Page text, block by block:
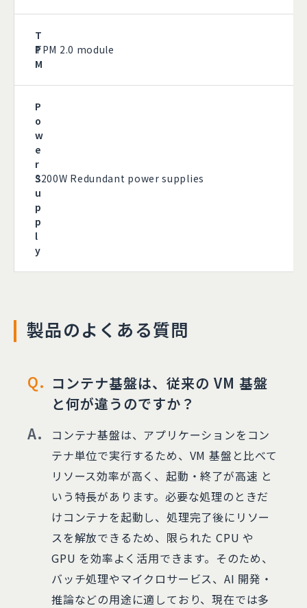
T
P
M
TPM 2.0 module
P
o
w
e
r
S
u
p
p
l
y
3200W Redundant power supplies
製品のよくある質問
コンテナ基盤は、従来の VM 基盤
と何が違うのですか？
コンテナ基盤は、アプリケーションをコン
テナ単位で実行するため、VM 基盤と比べて
リソース効率が高く、起動・終了が高速 と
いう特長があります。必要な処理のときだ
けコンテナを起動し、処理完了後にリソー
スを解放できるため、限られた CPU や
GPU を効率よく活用できます。そのため、
バッチ処理やマイクロサービス、AI 開発・
推論などの用途に適しており、現在では多